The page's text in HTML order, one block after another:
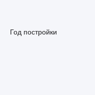
Год постройки